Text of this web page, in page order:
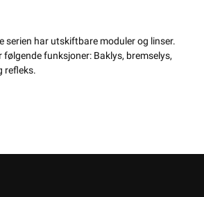
serien har utskiftbare moduler og linser.
følgende funksjoner: Baklys, bremselys,
refleks.